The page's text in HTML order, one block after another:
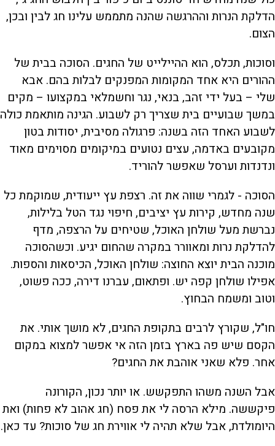
הדלקת הנרות וההרגשה שהנה מתממש עלינו חג לבין ובכן,
הצום.
וסוכות, תכלס, הוא ההיילייט של החגים. הסוכה בבית של
ההורים היא אחד המקומות המפנקים לבלות בהם. אבא
שלי – בעל ידי זהב, בנאי, נגר וחשמלאי במקצועו – מקים
במשך שבועיים בית שצריך רק לשבוע. הגינה מותאמת כולה
לשבוע האחד הזה בשנה: פרגולה מסיבית, יסודות בטון
מקובעים באדמה, עצים נטועים במיקומים מסוימים מאוד
ונדנדות וערסל שאפשר להוריד.
הסוכה - לגמרי שווה את זה. רצפת עץ ייעודית, שמוקמת כל
שנה מחדש, קירות עץ יציבים, חיפוי נגד הטל בלילות,
נברשת מעל שולחן האוכל, שטיחים על הרצפה, מדף
להדלקת נרות ומאוורר במקרה שהחום יגיע. וכשהסוכה
מוכנה הבית יוצא החוצה: שולחן האוכל, הכיסאות והספות.
אפילו שולחן קפה יש. ופתאום, עברנו דירה, ככה פשוט,
וטוב ומשמח הבחוץ.
חו"ל, שקורץ לרבים בתקופת החגים, לא מושך אותי. את
הקסם שיש פה בארץ בזמן הזה אי אפשר למצוא במקום
אחר. פלא שאני אוהבת את החגים?
אבל השנה משהו התפקשש. או יותר נכון, הקורונה
פיקששה. מילא הרסה לי את פסח (חג אהוב לא פחות) ואת
היומולדת, אבל שלא תהיה לי אווירת חג של סוכות? עד כאן.